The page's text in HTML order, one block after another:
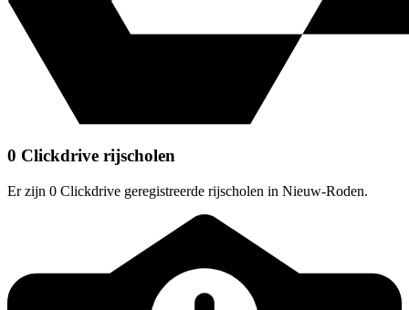
0 Clickdrive rijscholen
Er zijn 0 Clickdrive geregistreerde rijscholen in Nieuw-Roden.